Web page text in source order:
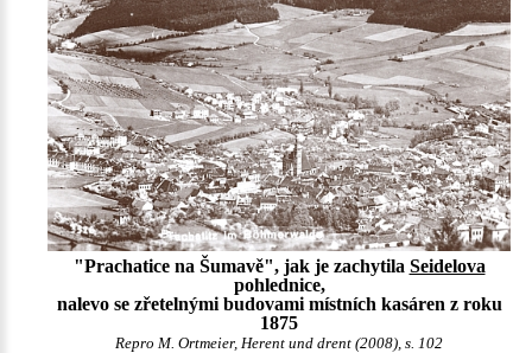
"Prachatice na Šumavě", jak je zachytila Seidelova
pohlednice,
nalevo se zřetelnými budovami místních kasáren z roku
1875
Repro M. Ortmeier, Herent und drent (2008), s. 102